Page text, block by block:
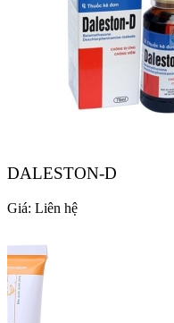
DALESTON-D
Giá: Liên hệ